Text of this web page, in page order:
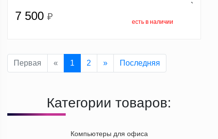
7 500 ₽
`
есть в наличии
Первая « 1 2 » Последняя
Категории товаров:
Компьютеры для офиса